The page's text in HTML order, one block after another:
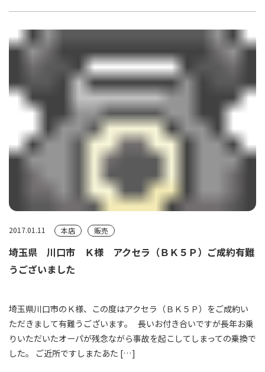
2017.01.11 本店 販売
埼玉県 川口市 Ｋ様 アクセラ（ＢＫ５Ｐ）ご成約有難
うございました
埼玉県川口市のＫ様、この度はアクセラ（ＢＫ５Ｐ）をご成約い
ただきまして有難うございます。 長いお付き合いですが長年お乗
りいただいたオーパが残念ながら事故を起こしてしまっての乗換で
した。 ご近所ですしまたあた […]